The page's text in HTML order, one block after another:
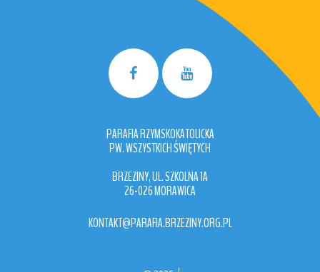
PARAFIA RZYMSKOKATOLICKA
PW. WSZYSTKICH ŚWIĘTYCH
BRZEZINY, UL. SZKOLNA 1A
26-026 MORAWICA
KONTAKT@PARAFIA.BRZEZINY.ORG.PL